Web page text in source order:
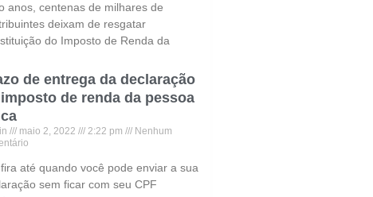
anos, centenas de milhares de
deixam de resgatar
do Imposto de Renda da
de entrega da declaração
de renda da pessoa
maio 2, 2022 2:22 pm
Nenhum
até quando você pode enviar a sua
sem ficar com seu CPF